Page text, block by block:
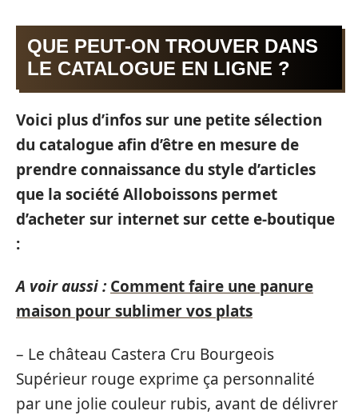
QUE PEUT-ON TROUVER DANS
LE CATALOGUE EN LIGNE ?
Voici plus d’infos sur une petite sélection
du catalogue afin d’être en mesure de
prendre connaissance du style d’articles
que la société Alloboissons permet
d’acheter sur internet sur cette e-boutique
:
A voir aussi : Comment faire une panure
maison pour sublimer vos plats
– Le château Castera Cru Bourgeois
Supérieur rouge exprime ça personnalité
par une jolie couleur rubis, avant de délivrer